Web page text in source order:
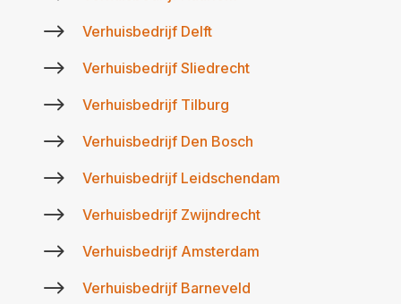
$ Verhuisbedrijf Delft
$ Verhuisbedrijf Sliedrecht
$ Verhuisbedrijf Tilburg
$ Verhuisbedrijf Den Bosch
$ Verhuisbedrijf Leidschendam
$ Verhuisbedrijf Zwijndrecht
$ Verhuisbedrijf Amsterdam
$ Verhuisbedrijf Barneveld